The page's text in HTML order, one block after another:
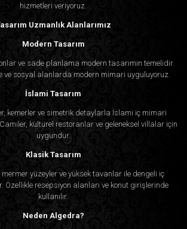
hizmetleri veriyoruz.
Uzmanlık Alanlarımız
Modern Tasarım
ve sade planlama modern tasarımın temelidir.
ve sosyal alanlarda modern mimari uyguluyoruz.
İslami Tasarım
kemerler ve simetrik detaylarla İslami iç mimari
kültürel restoranlar ve geleneksel villalar için
uygundur.
Klasik Tasarım
mermer yüzeyler ve yüksek tavanlar ile dengeli iç
Özellikle resepsiyon alanları ve konut girişlerinde
kullanılır.
Neden Algedra?